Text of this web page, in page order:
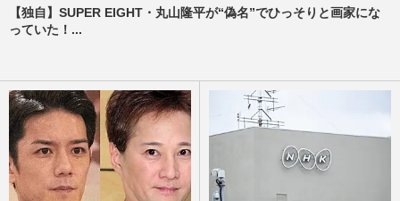
【独自】SUPER EIGHT・丸山隆平が“偽名”でひっそりと画家にな
っていた！...